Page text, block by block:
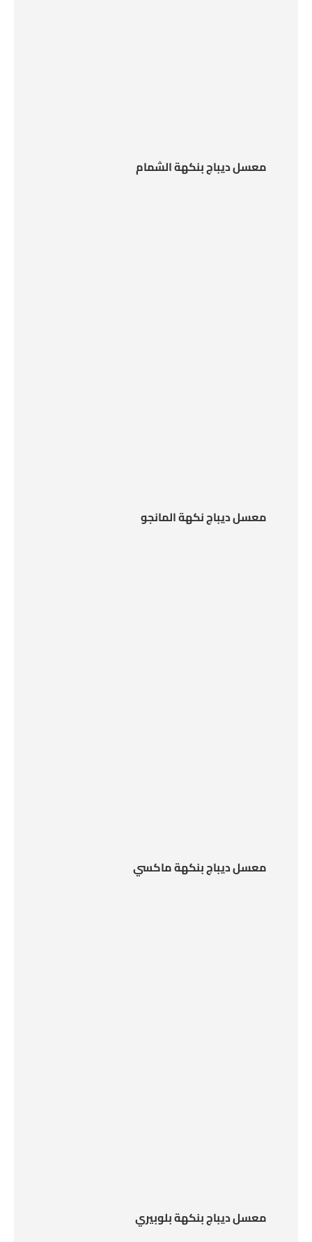
معسل ديباج بنكهة الشمام
معسل ديباج نكهة المانجو
معسل ديباج بنكهة ماكسي
معسل ديباج بنكهة بلوبيري